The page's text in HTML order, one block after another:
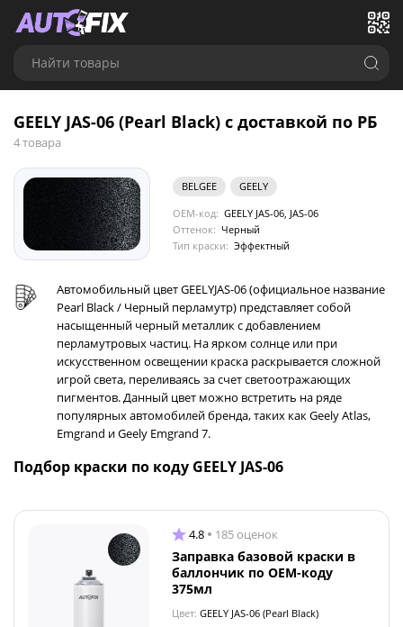
Найти товары
GEELY JAS-06 (Pearl Black) с доставкой по РБ
4 товара
BELGEE
GEELY
OEM-код: GEELY JAS-06, JAS-06
Оттенок: Черный
Тип краски: Эффектный
Автомобильный цвет GEELYJAS-06 (официальное название
Pearl Black / Черный перламутр) представляет собой
насыщенный черный металлик с добавлением
перламутровых частиц. На ярком солнце или при
искусственном освещении краска раскрывается сложной
игрой света, переливаясь за счет светоотражающих
пигментов. Данный цвет можно встретить на ряде
популярных автомобилей бренда, таких как Geely Atlas,
Emgrand и Geely Emgrand 7.
Подбор краски по коду GEELY JAS-06
4.8 185 оценок
Заправка базовой краски в
баллончик по OEM-коду
375мл
Цвет: GEELY JAS-06 (Pearl Black)